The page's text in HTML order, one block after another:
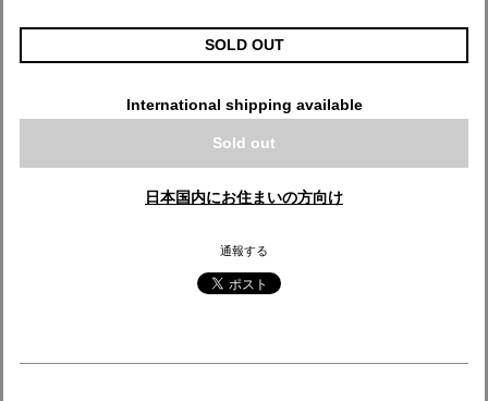
SOLD OUT
International shipping available
Sold out
日本国内にお住まいの方向け
通報する